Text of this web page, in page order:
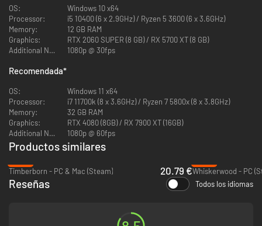
papeleo y asegúrate de pagar sus nóminas a tiempo (por tu propio bien).
El mundo a tu merced
Mantén la prosperidad en la superficie para que el ciclo de resurrecciones
siga su curso. Como entidad a cargo del infierno, puedes usar tus poderes
Nada como un rayo o un incendio espontáneo para que la población de
OS:
Windows 10 x64
Processor:
i5 10400 (6 x 2.9GHz) / Ryzen 5 3600 (6 x 3.6GHz)
Memory:
12 GB RAM
Graphics:
RTX 2060 SUPER (8 GB) / RX 5700 XT (8 GB)
Additional Notes:
1080p @ 30fps
Recomendada*
OS:
Windows 11 x64
Processor:
i7 11700k (8 x 3.6GHz) / Ryzen 7 5800x (8 x 3.8GHz)
Memory:
32 GB RAM
Graphics:
RTX 4080 (8GB) / RX 7900 XT (16GB)
Additional Notes:
1080p @ 60fps
Productos similares
Timberborn - PC & Mac (Steam)
20.79 €Whiskerwood - PC
Reseñas Todos los idiomas